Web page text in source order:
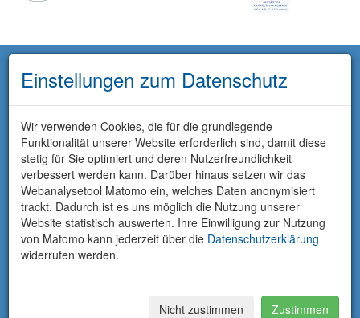
Einstellungen zum Datenschutz
Wir verwenden Cookies, die für die grundlegende
Funktionalität unserer Website erforderlich sind, damit diese
stetig für Sie optimiert und deren Nutzerfreundlichkeit
verbessert werden kann. Darüber hinaus setzen wir das
Webanalysetool Matomo ein, welches Daten anonymisiert
trackt. Dadurch ist es uns möglich die Nutzung unserer
Website statistisch auswerten. Ihre Einwilligung zur Nutzung
von Matomo kann jederzeit über die Datenschutzerklärung
widerrufen werden.
Nicht zustimmen Zustimmen